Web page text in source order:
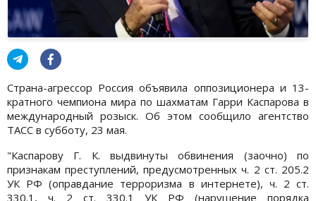
Страна-агрессор Россия объявила оппозиционера и 13-
кратного чемпиона мира по шахматам Гарри Каспарова в
международный розыск. Об этом сообщило агентство
ТАСС в субботу, 23 мая.
"Каспарову Г. К. выдвинуты обвинения (заочно) по
признакам преступлений, предусмотренных ч. 2 ст. 205.2
УК РФ (оправдание терроризма в интернете), ч. 2 ст.
330.1, ч. 2 ст. 330.1 УК РФ (нарушение порядка